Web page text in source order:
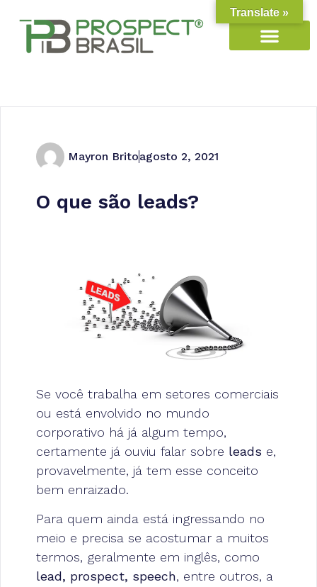
Mayron Britoagosto 2, 2021
O que são leads?
Se você trabalha em setores comerciais
ou está envolvido no mundo
corporativo há já algum tempo,
certamente já ouviu falar sobre leads e,
provavelmente, já tem esse conceito
bem enraizado.
Para quem ainda está ingressando no
meio e precisa se acostumar a muitos
termos, geralmente em inglês, como
lead, prospect, speech, entre outros, a
Translate »